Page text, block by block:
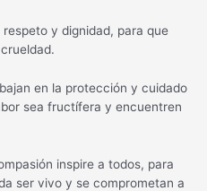
y dignidad, para que
en la protección y cuidado
sea fructífera y encuentren
inspire a todos, para
ser vivo y se comprometan a